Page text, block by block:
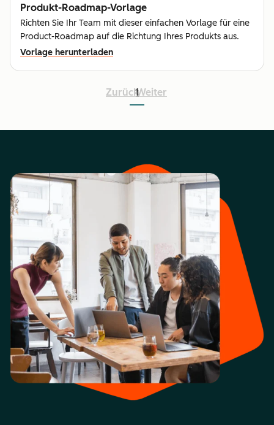
Produkt-Roadmap-Vorlage
Richten Sie Ihr Team mit dieser einfachen Vorlage für eine
Product-Roadmap auf die Richtung Ihres Produkts aus.
Vorlage herunterladen
Zurück
1Weiter